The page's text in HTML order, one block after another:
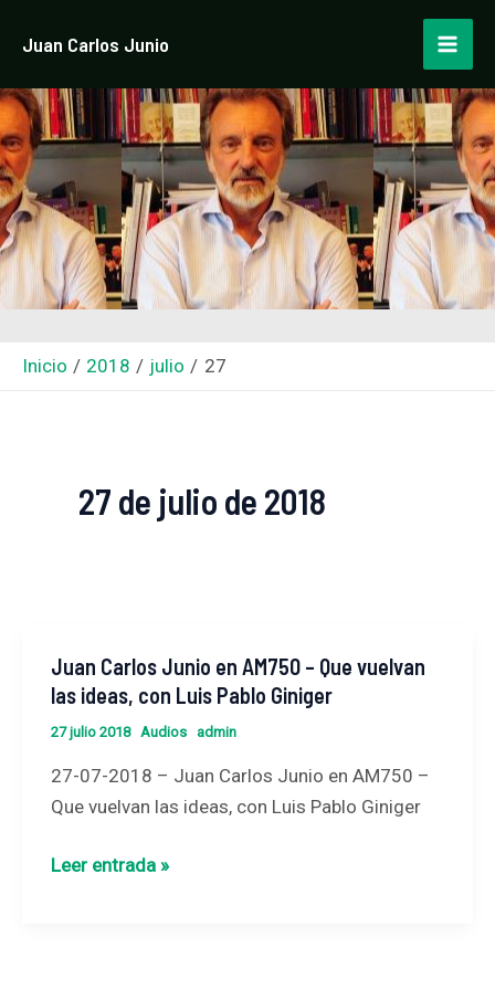
Juan Carlos Junio
Inicio 2018 julio 27
27 de julio de 2018
Juan Carlos Junio en AM750 – Que vuelvan
las ideas, con Luis Pablo Giniger
27 julio 2018 Audios admin
27-07-2018 – Juan Carlos Junio en AM750 –
Que vuelvan las ideas, con Luis Pablo Giniger
Juan
Carlos
Junio
–
Que
Leer entrada »